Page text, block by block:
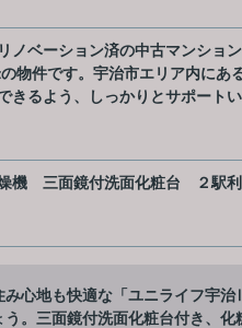
ベーション済の中古マンショ
物件です。宇治市エリア内に
るよう、しっかりとサポートい
機 三面鏡付洗面化粧台 ２駅
心地も快適な「ユニライフ宇
。三面鏡付洗面化粧台付き、